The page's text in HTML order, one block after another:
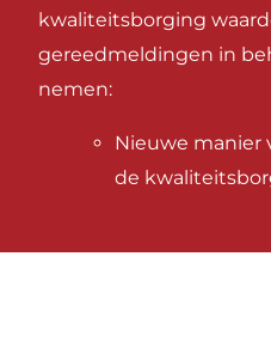
kwaliteitsborging
gereedmeldingen in
nemen:
Nieuwe manier
de